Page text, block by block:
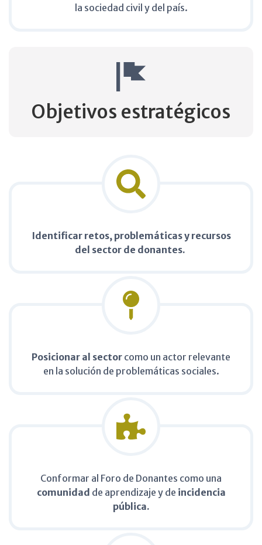
la sociedad civil y del país.​
Objetivos estratégicos
Identificar retos, problemáticas y recursos
del sector de donantes. ​
Posicionar al sector como un actor relevante
en la solución de problemáticas sociales.​
Conformar al Foro de Donantes como una
comunidad de aprendizaje y de incidencia
pública.​